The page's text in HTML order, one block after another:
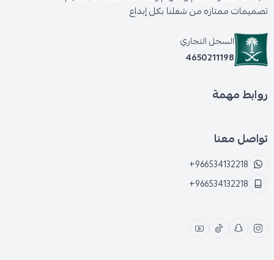
تصميمات ممتازه من شغلنا بكل إبداع
السجل التجاري
4650211198
روابط مهمة
تواصل معنا
+966534132218
+966534132218